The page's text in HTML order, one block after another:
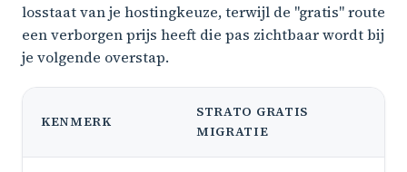
losstaat van je hostingkeuze, terwijl de "gratis" route
een verborgen prijs heeft die pas zichtbaar wordt bij
je volgende overstap.
KENMERK
STRATO GRATIS
MIGRATIE